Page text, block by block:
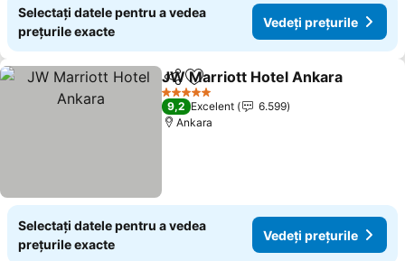
Selectați datele pentru a vedea
prețurile exacte
Vedeți prețurile
DistribuițiAdăugaţi la favorite
JW Marriott Hotel Ankara
5 Stele
9,2 Excelent
6.599
Ankara
Selectați datele pentru a vedea
prețurile exacte
Vedeți prețurile